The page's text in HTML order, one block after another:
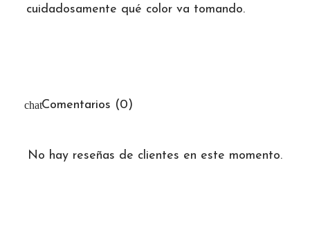
cuidadosamente qué color va tomando.
Comentarios (0)
No hay reseñas de clientes en este momento.